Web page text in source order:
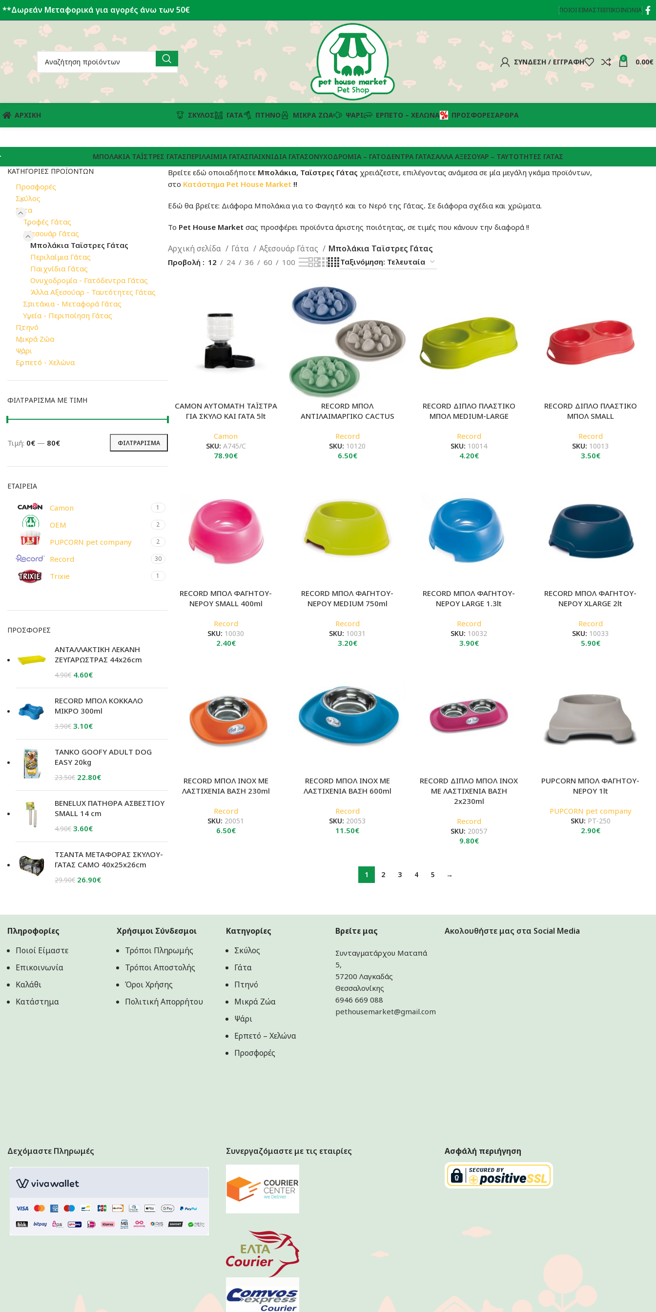
**Δωρεάν Μεταφορικά για αγορές άνω των 50€ ΠΟΙΟΊ ΕΊΜΑΣΤΕΕΠΙΚΟΙΝΩΝΊΑ
ΣΎΝΔΕΣΗ / ΕΓΓΡΑΦΉ 0 0.00€
ΑΡΧΙΚΗ ΣΚΎΛΟΣ ΓΆΤΑ ΠΤΗΝΌ ΜΙΚΡΆ ΖΏΑ ΨΆΡΙ ΕΡΠΕΤΌ – ΧΕΛΏΝΑ ΠΡΟΣΦΟΡΈΣΆΡΘΡΑ
ΜΠΟΛΆΚΙΑ ΤΑΪΣΤΡΕΣ ΓΆΤΑΣΠΕΡΙΛΑΊΜΙΑ ΓΆΤΑΣΠΑΙΧΝΊΔΙΑ ΓΆΤΑΣΟΝΥΧΟΔΡΟΜΊΑ – ΓΑΤΌΔΕΝΤΡΑ ΓΆΤΑΣΆΛΛΑ ΑΞΕΣΟΎΑΡ – ΤΑΥΤΌΤΗΤΕΣ ΓΆΤΑΣ
ΚΑΤΗΓΟΡΊΕΣ ΠΡΟΪΌΝΤΩΝ
Προσφορές
Σκύλος
Γάτα
Τροφές Γάτας
Αξεσουάρ Γάτας
Μπολάκια Ταϊστρες Γάτας
Περιλαίμια Γάτας
Παιχνίδια Γάτας
Ονυχοδρομία - Γατόδεντρα Γάτας
Άλλα Αξεσούαρ - Ταυτότητες Γάτας
Σπιτάκια - Μεταφορά Γάτας
Υγεία - Περιποίηση Γάτας
Πτηνό
Μικρά Ζώα
Ψάρι
Ερπετό - Χελώνα
ΦΙΛΤΡΆΡΙΣΜΑ ΜΕ ΤΙΜΉ
Ελάχιστη
Μέγιστη
ΦΙΛΤΡΆΡΙΣΜΑ
Τιμή: 0€ — 80€
ΕΤΑΙΡΕΙΑ
Camon 1
OEM 2
PUPCORN pet company 2
Record 30
Trixie 1
ΠΡΟΣΦΟΡΈΣ
ΑΝΤΑΛΛΑΚΤΙΚΗ ΛΕΚΑΝΗ
ΖΕΥΓΑΡΩΣΤΡΑΣ 44x26cm
4.90€ Original
price
was:
4.90€.
4.60€Η
τρέχουσα
τιμή
είναι:
RECORD ΜΠΟΛ ΚΟΚΚΑΛΟ
ΜΙΚΡΟ 300ml
3.90€ Original
price
was:
3.90€.
3.10€Η
τρέχουσα
τιμή
TANKO GOOFY ADULT DOG
EASY 20kg
23.50€ Original
price
was:
23.50€.
22.80€Η
τρέχουσα
τιμή
είναι:
BENELUX ΠΑΤΗΘΡΑ ΑΣΒΕΣΤΙΟΥ
SMALL 14 cm
4.90€ Original
price
was:
4.90€.
3.60€Η
τρέχουσα
τιμή
είναι:
ΤΣΑΝΤΑ ΜΕΤΑΦΟΡΑΣ ΣΚΥΛΟΥ-
ΓΑΤΑΣ CAMO 40x25x26cm
29.90€ Original
29.90€.
26.90€Η
είναι:
26.90€.
Βρείτε εδώ οποιαδήποτεΜπολάκια, Ταϊστρες Γάτας χρειάζεστε, επιλέγοντας ανάμεσα σε μία μεγάλη γκάμα προϊόντων,
στο Κατάστημα Pet House Market !!
Εδώ θα βρείτε: Διάφορα Μπολάκια για το Φαγητό και το Νερό της Γάτας. Σε διάφορα σχέδια και χρώματα.
Το Pet House Market σας προσφέρει προϊόντα άριστης ποιότητας, σε τιμές που κάνουν την διαφορά !!
Αρχική σελίδα Γάτα Αξεσουάρ Γάτας Μπολάκια Ταϊστρες Γάτας
Προβολή 12 24 36 60 100
CAMON ΑΥΤΟΜΑΤΗ ΤΑΪΣΤΡΑ
ΓΙΑ ΣΚΥΛΟ ΚΑΙ ΓΑΤΑ 5lt
Camon
SKU: A745/C
78.90€
RECORD ΜΠΟΛ
ΑΝΤΙΛΑΙΜΑΡΓΙΚΟ CACTUS
Record
SKU: 10120
6.50€
RECORD ΔΙΠΛΟ ΠΛΑΣΤΙΚΟ
ΜΠΟΛ MEDIUM-LARGE
Record
SKU: 10014
4.20€
RECORD ΔΙΠΛΟ ΠΛΑΣΤΙΚΟ
ΜΠΟΛ SMALL
Record
SKU: 10013
3.50€
RECORD ΜΠΟΛ ΦΑΓΗΤΟΥ-
ΝΕΡΟΥ SMALL 400ml
Record
SKU: 10030
2.40€
RECORD ΜΠΟΛ ΦΑΓΗΤΟΥ-
ΝΕΡΟΥ MEDIUM 750ml
Record
SKU: 10031
3.20€
RECORD ΜΠΟΛ ΦΑΓΗΤΟΥ-
ΝΕΡΟΥ LARGE 1.3lt
Record
SKU: 10032
3.90€
RECORD ΜΠΟΛ ΦΑΓΗΤΟΥ-
ΝΕΡΟΥ XLARGE 2lt
Record
SKU: 10033
5.90€
RECORD ΜΠΟΛ INOX ΜΕ
ΛΑΣΤΙΧΕΝΙΑ ΒΑΣΗ 230ml
Record
SKU: 20051
6.50€
RECORD ΜΠΟΛ INOX ΜΕ
ΛΑΣΤΙΧΕΝΙΑ ΒΑΣΗ 600ml
Record
SKU: 20053
11.50€
RECORD ΔΙΠΛΟ ΜΠΟΛ INOX
ΜΕ ΛΑΣΤΙΧΕΝΙΑ ΒΑΣΗ
2x230ml
Record
SKU: 20057
9.80€
PUPCORN ΜΠΟΛ ΦΑΓΗΤΟΥ-
ΝΕΡΟΥ 1lt
PUPCORN pet company
SKU: PT-250
2.90€
1 2 3 4 5 →
Πληροφορίες
Ποιοί Είμαστε
Επικοινωνία
Καλάθι
Κατάστημα
Χρήσιμοι Σύνδεσμοι
Τρόποι Πληρωμής
Τρόποι Αποστολής
Όροι Χρήσης
Πολιτική Aπορρήτου
Κατηγορίες
Σκύλος
Γάτα
Πτηνό
Μικρά Ζώα
Ψάρι
Ερπετό – Χελώνα
Προσφορές
Βρείτε μας
Συνταγματάρχου Ματαπά
5,
57200 Λαγκαδάς
Θεσσαλονίκης
6946 669 088
pethousemarket@gmail.com
Ακολουθήστε μας στα Social Media
Δεχόμαστε Πληρωμές Συνεργαζόμαστε με τις εταιρίες Ασφάλή περιήγηση